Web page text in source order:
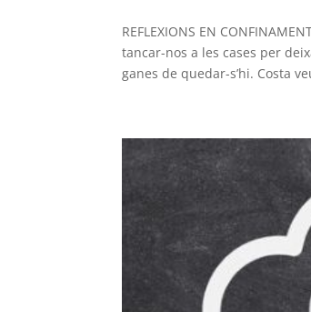
REFLEXIONS EN
tancar-nos a les cases per
ganes de quedar-s’hi. Costa